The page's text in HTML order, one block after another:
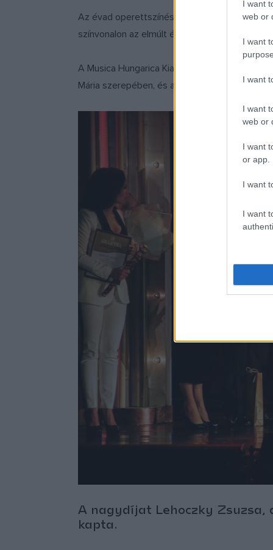
I want
web or
I want
I want
I want
web or
I want
or app.
I want
I want
Az évad operettszínésze idén Homonnay
színvonalon az elmúlt évadban, ugyanakkor
A Musica Hungarica Kiadó életműdíját Vásári
Mária szerepében, és a közel harminc év
A nagydíjat Lehoczky
kapta.